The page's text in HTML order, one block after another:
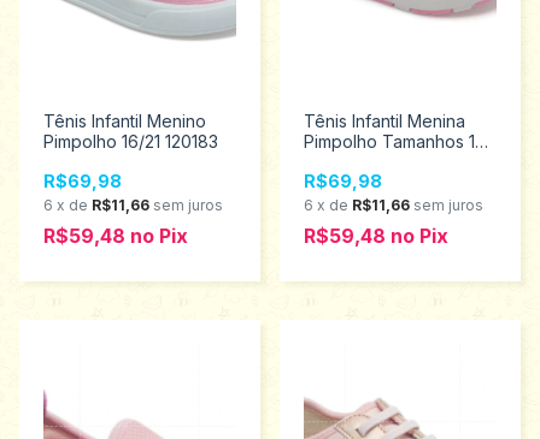
Tênis Infantil Menino
Pimpolho 16/21 120183
R$69,98
6 x de R$11,66 sem juros
R$59,48 no Pix
Tênis Infantil Menina
Pimpolho Tamanhos 16
R$69,98
6 x de R$11,66 sem juros
R$59,48 no Pix